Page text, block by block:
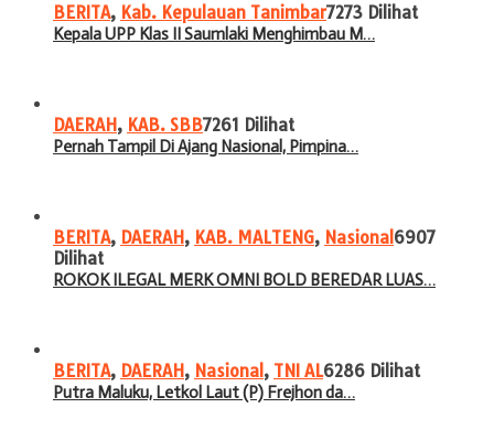
BERITA, Kab. Kepulauan Tanimbar7273 Dilihat
Kepala UPP Klas II Saumlaki Menghimbau M…
DAERAH, KAB. SBB7261 Dilihat
Pernah Tampil Di Ajang Nasional, Pimpina…
BERITA, DAERAH, KAB. MALTENG, Nasional 6907
Dilihat
ROKOK ILEGAL MERK OMNI BOLD BEREDAR LUAS…
BERITA, DAERAH, Nasional , TNI AL6286 Dilihat
Putra Maluku, Letkol Laut (P) Frejhon da…